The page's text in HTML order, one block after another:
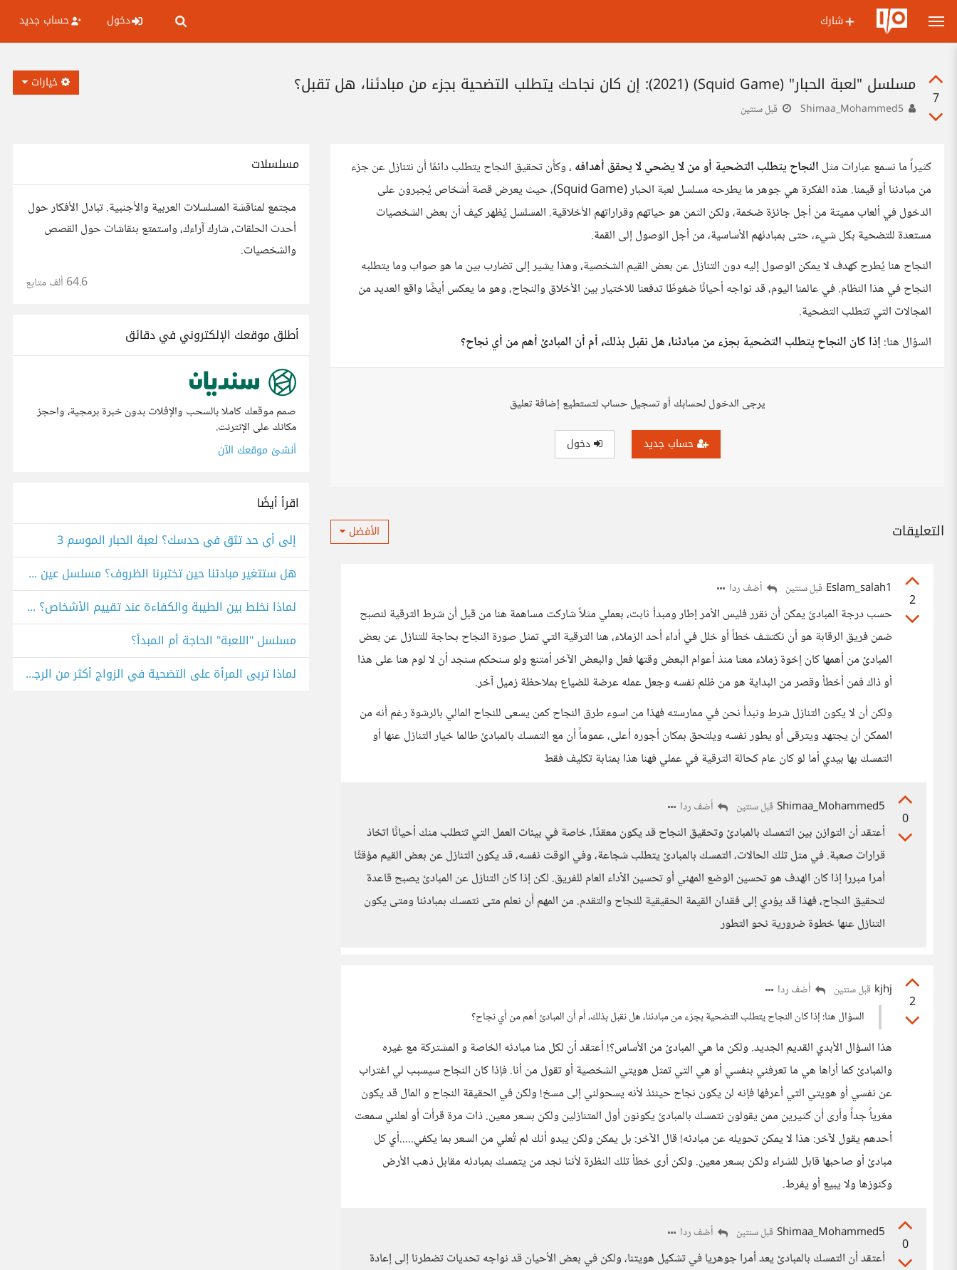
شارك دخول حساب جديد
7
مسلسل "لعبة الحبار" (Squid Game) (2021): إن كان نجاحك يتطلب التضحية بجزء من مبادئنا، هل تقبل؟
قبل سنتين
خيارات
كثيراً ما نسمع عبارات مثل النجاح يتطلب التضحية أو من لا يضحي لا يحقق أهدافه ، وكأن تحقيق النجاح يتطلب دائمًا أن نتنازل عن جزء
من مبادئنا أو قيمنا. هذه الفكرة هي جوهر ما يطرحه مسلسل لعبة الحبار (Squid Game)، حيث يعرض قصة أشخاص يُجبرون على
الدخول في ألعاب مميتة من أجل جائزة ضخمة، ولكن الثمن هو حياتهم وقراراتهم الأخلاقية. المسلسل يُظهر كيف أن بعض الشخصيات
مستعدة للتضحية بكل شيء، حتى بمبادئهم الأساسية، من أجل الوصول إلى القمة.
النجاح هنا يُطرح كهدف لا يمكن الوصول إليه دون التنازل عن بعض القيم الشخصية، وهذا يشير إلى تضارب بين ما هو صواب وما يتطلبه
النجاح في هذا النظام. في عالمنا اليوم، قد نواجه أحيانًا ضغوطًا تدفعنا للاختيار بين الأخلاق والنجاح، وهو ما يعكس أيضًا واقع العديد من
المجالات التي تتطلب التضحية.
السؤال هنا: إذا كان النجاح يتطلب التضحية بجزء من مبادئنا، هل نقبل بذلك، أم أن المبادئ أهم من أي نجاح؟
يرجى الدخول لحسابك أو تسجيل حساب لتستطيع إضافة تعليق
حساب جديد دخول
التعليقات الأفضل
2
Eslam_salah1 قبل سنتين أضف ردا
حسب درجة المبادئ يمكن أن نقرر فليس الأمر إطار ومبدأ ثابت، بعملي مثلاً شاركت مساهمة هنا من قبل أن شرط الترقية لنصبح
ضمن فريق الرقابة هو أن نكتشف خطأ أو خلل في أداء أحد الزملاء، هنا الترقية التي تمثل صورة النجاح بحاجة للتنازل عن بعض
المبادئ من أهمها كان إخوة زملاء معنا منذ أعوام البعض وقتها فعل والبعض الآخر أمتنع ولو سنحكم سنجد أن لا لوم هنا على هذا
أو ذاك فمن أخطأ وقصر من البداية هو من ظلم نفسه وجعل عمله عرضة للضياع بملاحظة زميل آخر.
ولكن أن لا يكون التنازل شرط ونبدأ نحن في ممارسته فهذا من اسوء طرق النجاح كمن يسعى للنجاح المالي بالرشوة رغم أنه من
الممكن أن يجتهد ويترقى أو يطور نفسه ويلتحق بمكان أجوره أعلى، عموماً أن مع التمسك بالمبادئ طالما خيار التنازل عنها أو
التمسك بها بيدي أما لو كان عام كحالة الترقية في عملي فهنا هذا بمثابة تكليف فقط
0
Shimaa_Mohammed5 قبل سنتين أضف ردا
أعتقد أن التوازن بين التمسك بالمبادئ وتحقيق النجاح قد يكون معقدًا، خاصة في بيئات العمل التي تتطلب منك أحيانًا اتخاذ
قرارات صعبة. في مثل تلك الحالات، التمسك بالمبادئ يتطلب شجاعة، وفي الوقت نفسه، قد يكون التنازل عن بعض القيم مؤقتًا
أمرا مبررا إذا كان الهدف هو تحسين الوضع المهني أو تحسين الأداء العام للفريق. لكن إذا كان التنازل عن المبادئ يصبح قاعدة
لتحقيق النجاح، فهذا قد يؤدي إلى فقدان القيمة الحقيقية للنجاح والتقدم. من المهم أن نعلم متى نتمسك بمبادئنا ومتى يكون
التنازل عنها خطوة ضرورية نحو التطور
2
kjhj قبل سنتين
أضف ردا
السؤال هنا: إذا كان النجاح يتطلب التضحية بجزء من مبادئنا، هل نقبل بذلك، أم أن المبادئ أهم من أي نجاح؟
هذا السؤال الأبدي القديم الجديد. ولكن ما هي المبادئ من الأساس؟! أعتقد أن لكل منا مبادئه الخاصة و المشتركة مع غيره
والمبادئ كما أراها هي ما تعرفني بنفسي أو هي التي تمثل هويتي الشخصية أو تقول من أنا. فإذا كان النجاح سيسبب لي اغتراب
عن نفسي أو هويتي التي أعرفها فإنه لن يكون نجاح حينئذ لأنه يسحولني إلى مسخ! ولكن في الحقيقة النجاح و المال قد يكون
مغرياً جداً وأرى أن كثيرين ممن يقولون نتمسك بالمبادئ يكونون أول المتنازلين ولكن بسعر معين. ذات مرة قرأت أو لعلني سمعت
أحدهم يقول لآخر: هذا لا يمكن تحويله عن مبادئه! قال الآخر: بل يمكن ولكن يبدو أنك لم تُعلي من السعر بما يكفي.....أي كل
مبادئ أو صاحبها قابل للشراء ولكن بسعر معين. ولكن أرى خطأ تلك النظرة لأننا نجد من يتمسك بمبادئه مقابل ذهب الأرض
وكنوزها ولا يبيع أو يفرط.
0
Shimaa_Mohammed5 قبل سنتين أضف ردا
أعتقد أن التمسك بالمبادئ يعد أمرا جوهريا في تشكيل هويتنا، ولكن في بعض الأحيان قد نواجه تحديات تضطرنا إلى إعادة
مسلسلات
مجتمع لمناقشة المسلسلات العربية والأجنبية. تبادل الأفكار حول
أحدث الحلقات، شارك آراءك، واستمتع بنقاشات حول القصص
والشخصيات.
64.6 ألف متابع
أطلق موقعك الإلكتروني في دقائق
صمم موقعك كاملا بالسحب والإفلات بدون خبرة برمجية، واحجز
مكانك على الإنترنت.
أنشئ موقعك الآن
اقرأ أيضًا
إلى أي حد تثق في حدسك؟ لعبة الحبار الموسم 3
هل ستتغير مبادئنا حين تختبرنا الظروف؟ مسلسل عين سحرية
لماذا نخلط بين الطيبة والكفاءة عند تقييم الأشخاص؟ من مسلسل Squid Games
مسلسل "اللعبة" الحاجة أم المبدأ؟
لماذا تربى المرأة على التضحية في الزواج أكثر من الرجل؟؟ مسلسل روج أسود